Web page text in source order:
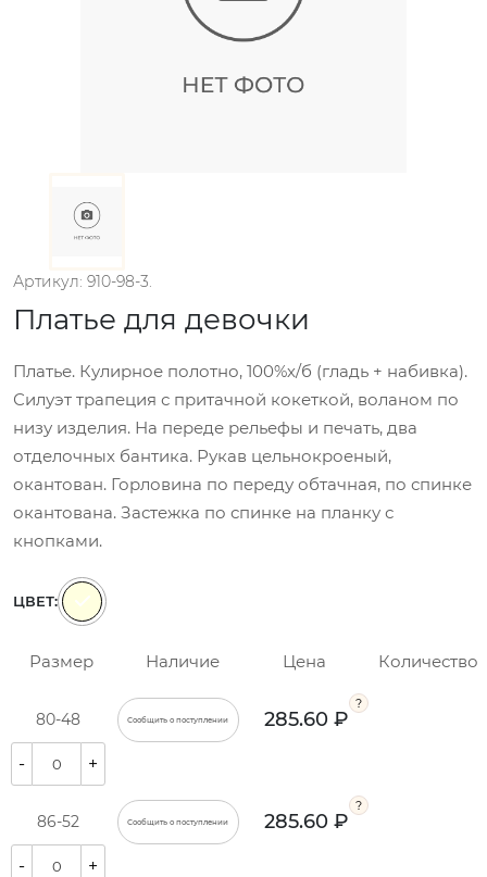
Артикул: 910-98-3.
Платье для девочки
Платье. Кулирное полотно, 100%х/б (гладь + набивка).
Силуэт трапеция с притачной кокеткой, воланом по
низу изделия. На переде рельефы и печать, два
отделочных бантика. Рукав цельнокроеный,
окантован. Горловина по переду обтачная, по спинке
окантована. Застежка по спинке на планку с
кнопками.
ЦВЕТ:
Размер Наличие Цена Количество
80-48 Сообщить о поступлении 285.60 ₽
- +
86-52 Сообщить о поступлении 285.60 ₽
- +